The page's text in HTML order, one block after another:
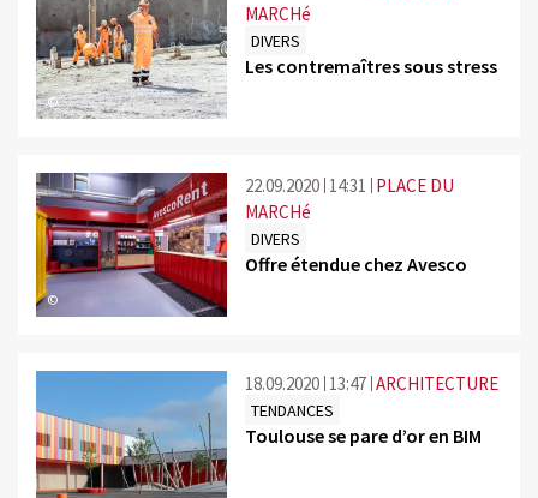
©
MARCHé
DIVERS
Les contremaîtres sous stress
©
22.09.2020 14:31
PLACE DU
MARCHé
DIVERS
Offre étendue chez Avesco
18.09.2020 13:47 ARCHITECTURE
TENDANCES
Toulouse se pare d’or en BIM